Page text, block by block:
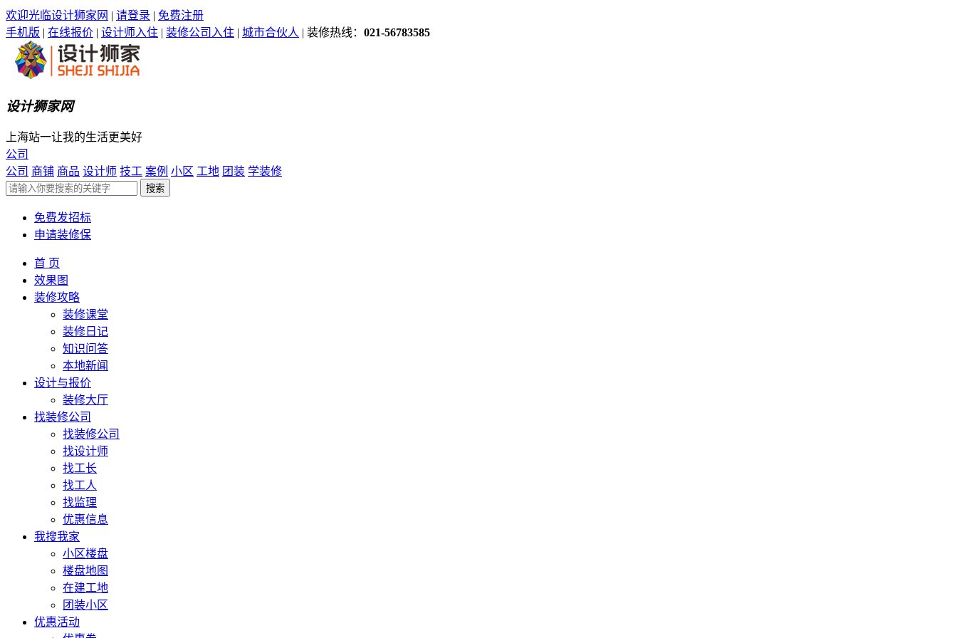
欢迎光临设计狮家网 | 请登录 | 免费注册
手机版 | 在线报价 | 设计师入住 | 装修公司入住 | 城市合伙人 | 装修热线： 021-56783585
设计狮家网
上海站一让我的生活更美好
公司
公司 商铺 商品 设计师 技工 案例 小区 工地 团装 学装修
免费发招标
申请装修保
首 页
效果图
装修攻略
装修课堂
装修日记
知识问答
本地新闻
设计与报价
装修大厅
找装修公司
找装修公司
找设计师
找工长
找工人
找监理
优惠信息
我搜我家
小区楼盘
楼盘地图
在建工地
团装小区
优惠活动